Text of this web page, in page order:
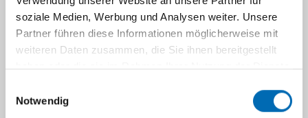
soziale Medien, Werbung und Analysen weiter. Unsere
Partner führen diese Informationen möglicherweise mit
weiteren Daten zusammen, die Sie ihnen bereitgestellt
haben oder die sie im Rahmen Ihrer Nutzung der Dienste
Notwendig
rettungsdienste/
© Dian Elvina - Fotolia.com
www.uniklinik-duesseldorf.de/patienten-